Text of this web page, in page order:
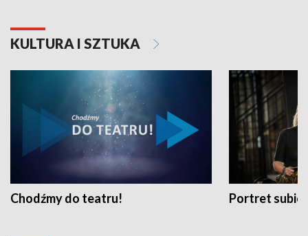
KULTURA I SZTUKA
Chodźmy do teatru! Portret